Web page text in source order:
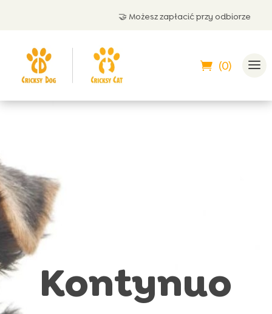
🤝 Możesz zapłacić przy odbiorze
(0)
Kontynuo